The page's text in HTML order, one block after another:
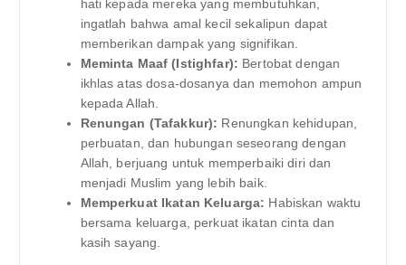
hati kepada mereka yang membutuhkan,
ingatlah bahwa amal kecil sekalipun dapat
memberikan dampak yang signifikan.
Meminta Maaf (Istighfar): Bertobat dengan
ikhlas atas dosa-dosanya dan memohon ampun
kepada Allah.
Renungan (Tafakkur): Renungkan kehidupan,
perbuatan, dan hubungan seseorang dengan
Allah, berjuang untuk memperbaiki diri dan
menjadi Muslim yang lebih baik.
Memperkuat Ikatan Keluarga: Habiskan waktu
bersama keluarga, perkuat ikatan cinta dan
kasih sayang.